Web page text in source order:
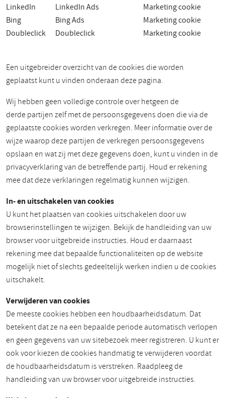
LinkedIn
LinkedIn Ads
Marketing cookie
Bing
Bing Ads
Marketing cookie
Doubleclick
Doubleclick Marketing cookie
Een uitgebreider overzicht van de cookies die worden
geplaatst kunt u vinden onderaan deze pagina.
Wij hebben geen volledige controle over hetgeen de
derde partijen zelf met de persoonsgegevens doen die via de
geplaatste cookies worden verkregen. Meer informatie over de
wijze waarop deze partijen de verkregen persoonsgegevens
opslaan en wat zij met deze gegevens doen, kunt u vinden in de
privacyverklaring van de betreffende partij. Houd er rekening
mee dat deze verklaringen regelmatig kunnen wijzigen.
In- en uitschakelen van cookies
U kunt het plaatsen van cookies uitschakelen door uw
browserinstellingen te wijzigen. Bekijk de handleiding van uw
browser voor uitgebreide instructies. Houd er daarnaast
rekening mee dat bepaalde functionaliteiten op de website
mogelijk niet of slechts gedeeltelijk werken indien u de cookies
uitschakelt.
Verwijderen van cookies
De meeste cookies hebben een houdbaarheidsdatum. Dat
betekent dat ze na een bepaalde periode automatisch verlopen
en geen gegevens van uw sitebezoek meer registreren. U kunt er
ook voor kiezen de cookies handmatig te verwijderen voordat
de houdbaarheidsdatum is verstreken. Raadpleeg de
handleiding van uw browser voor uitgebreide instructies.